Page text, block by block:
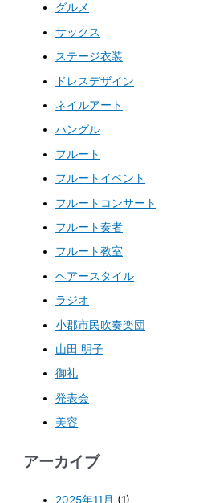
グルメ
サックス
ステージ衣装
ドレスデザイン
ネイルアート
ハングル
フルート
フルートイベント
フルートコンサート
フルート奏者
フルート教室
ヘアースタイル
ラジオ
小郡市民吹奏楽団
山田 明子
御礼
発表会
美容
アーカイブ
2025年11月 (1)